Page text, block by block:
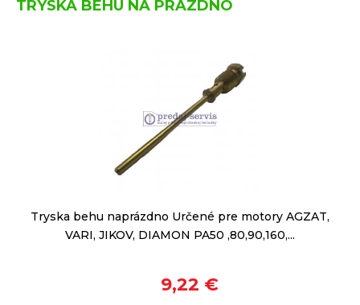
TRYSKA BEHU NA PRÁZDNO
Tryska behu naprázdno Určené pre motory AGZAT,
VARI, JIKOV, DIAMON PA50 ,80,90,160,...
9,22 €